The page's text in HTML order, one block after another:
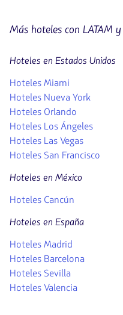
Más hoteles con LATAM
Hoteles en Estados Unidos
Hoteles Miami
Hoteles Nueva York
Hoteles Orlando
Hoteles Los Ángeles
Hoteles Las Vegas
Hoteles San Francisco
Hoteles en México
Hoteles Cancún
Hoteles en España
Hoteles Madrid
Hoteles Barcelona
Hoteles Sevilla
Hoteles Valencia